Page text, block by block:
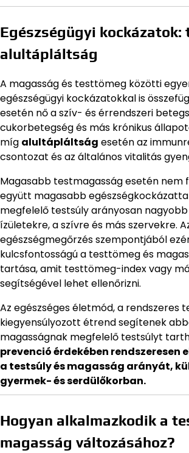
Egészségügyi kockázatok:
alultápláltság
A magasság és testtömeg közötti
egészségügyi kockázatokkal is
esetén nő a szív- és érrendszeri
cukorbetegség és más krónikus
míg alultápláltság esetén az
csontozat és az általános vitalitás
Magasabb testmagasság esetén nem
együtt magasabb
megfelelő testsúly arányosan
ízületekre, a szívre és más szervekre.
egészségmegőrzés szempontjából
kulcsfontosságú a testtömeg és
tartása, amit testtömeg-index vagy
segítségével lehet ellenőrizni.
Az egészséges életmód, a rendszeres
kiegyensúlyozott étrend segítenek
magasságnak megfelelő testsúlyt
prevenció érdekében rendszeresen
a testsúly és magasság arányát,
gyermek- és serdülőkorban.
Hogyan alkalmazkodik a
magasság változásához?